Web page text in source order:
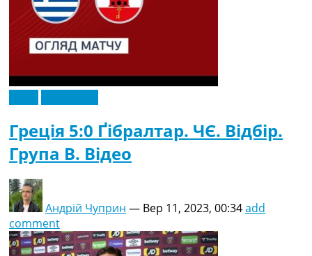
Греція 5:0 Ґібралтар. ЧЄ. Відбір.
Група B. Відео
Андрій Чуприн — Вер 11, 2023, 00:34add
comment